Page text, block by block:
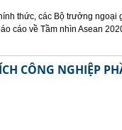
thức, các Bộ trưởng ngoại
cáo về Tầm nhìn Asean
CÔNG NGHIỆP